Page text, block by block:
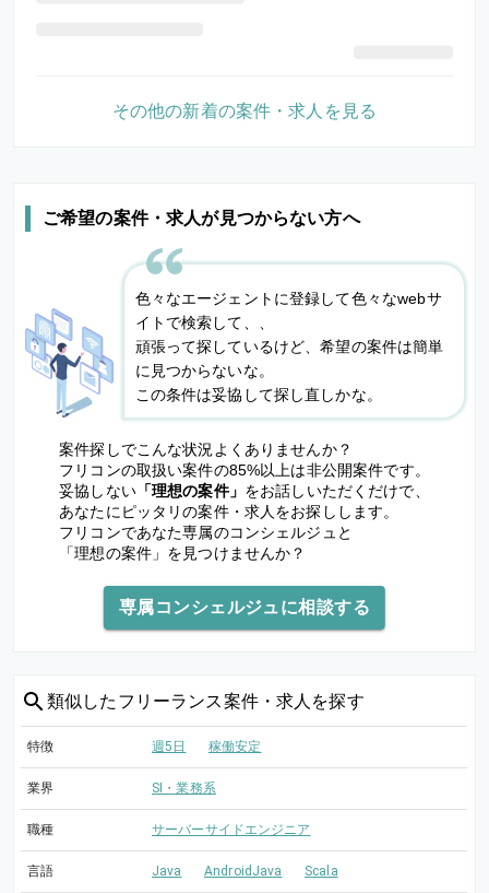
ご希望の案件・求人が見つからない方へ
色々なエージェントに登録して色々なwebサ
イトで検索して、、
頑張って探しているけど、希望の案件は簡単
に見つからないな。
この条件は妥協して探し直しかな。
案件探しでこんな状況よくありませんか？
フリコンの取扱い案件の85%以上は非公開案件です。
妥協しない「理想の案件」 をお話しいただくだけで、
あなたにピッタリの案件・求人をお探しします。
フリコンであなた専属のコンシェルジュと
「理想の案件」を見つけませんか？
専属コンシェルジュに相談する
類似した フリーランス案件・求人を探す
特徴 週5日 稼働安定
業界 SI・業務系
職種 サーバーサイドエンジニア
言語 Java AndroidJava Scala
その他の新着の案件・求人を見る